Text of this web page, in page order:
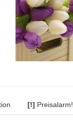
[!] Preisalarm!